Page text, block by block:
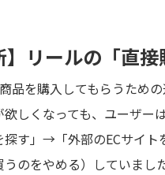
リールの「直
品を購入してもらうため
欲しくなっても、ユーザ
探す」→「外部のECサイ
のをやめる）していました